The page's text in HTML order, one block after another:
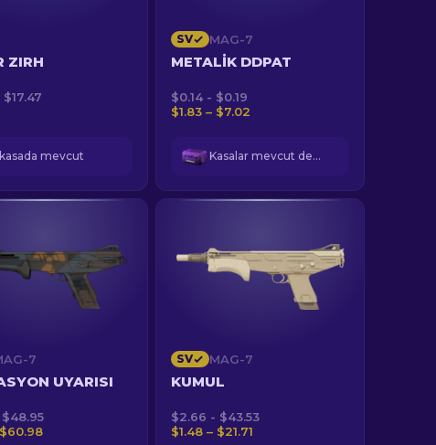
ZIRH
$17.47
kasada mevcut
SV MAG-7
METALIK DDPAT
$0.14 - $0.19
$1.83 – $7.02
Kasalar mevcut değil
7
UYARISI
SV MAG-7
KUMUL
$2.66 - $43.53
$1.48 – $21.71